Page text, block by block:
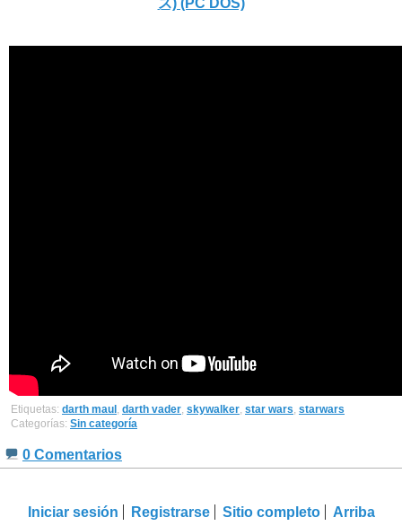
ス) (PC DOS)
Etiquetas: darth maul darth vader skywalker star wars starwars
Categorías: Sin categoría
0 Comentarios
Iniciar sesión Registrarse Sitio completo Arriba